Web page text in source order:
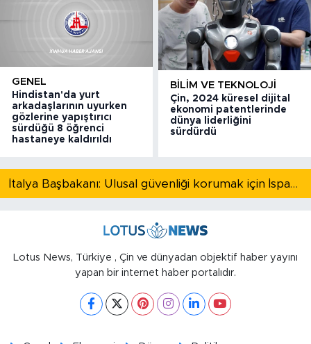
GENEL
Hindistan'da yurt
arkadaşlarının uyurken
gözlerine yapıştırıcı
sürdüğü 8 öğrenci
hastaneye kaldırıldı
BILIM VE TEKNOLOJI
Çin, 2024 küresel dijital
ekonomi patentlerinde
dünya liderliğini
sürdürdü
İtalya Başbakanı: Ulusal güvenliği korumak için İspanya ile Schengen kapsamındaki serbest dolaşımı askıya alıyoruz
Lotus News, Türkiye , Çin ve dünyadan objektif haber yayını
yapan bir internet haber portalıdır.